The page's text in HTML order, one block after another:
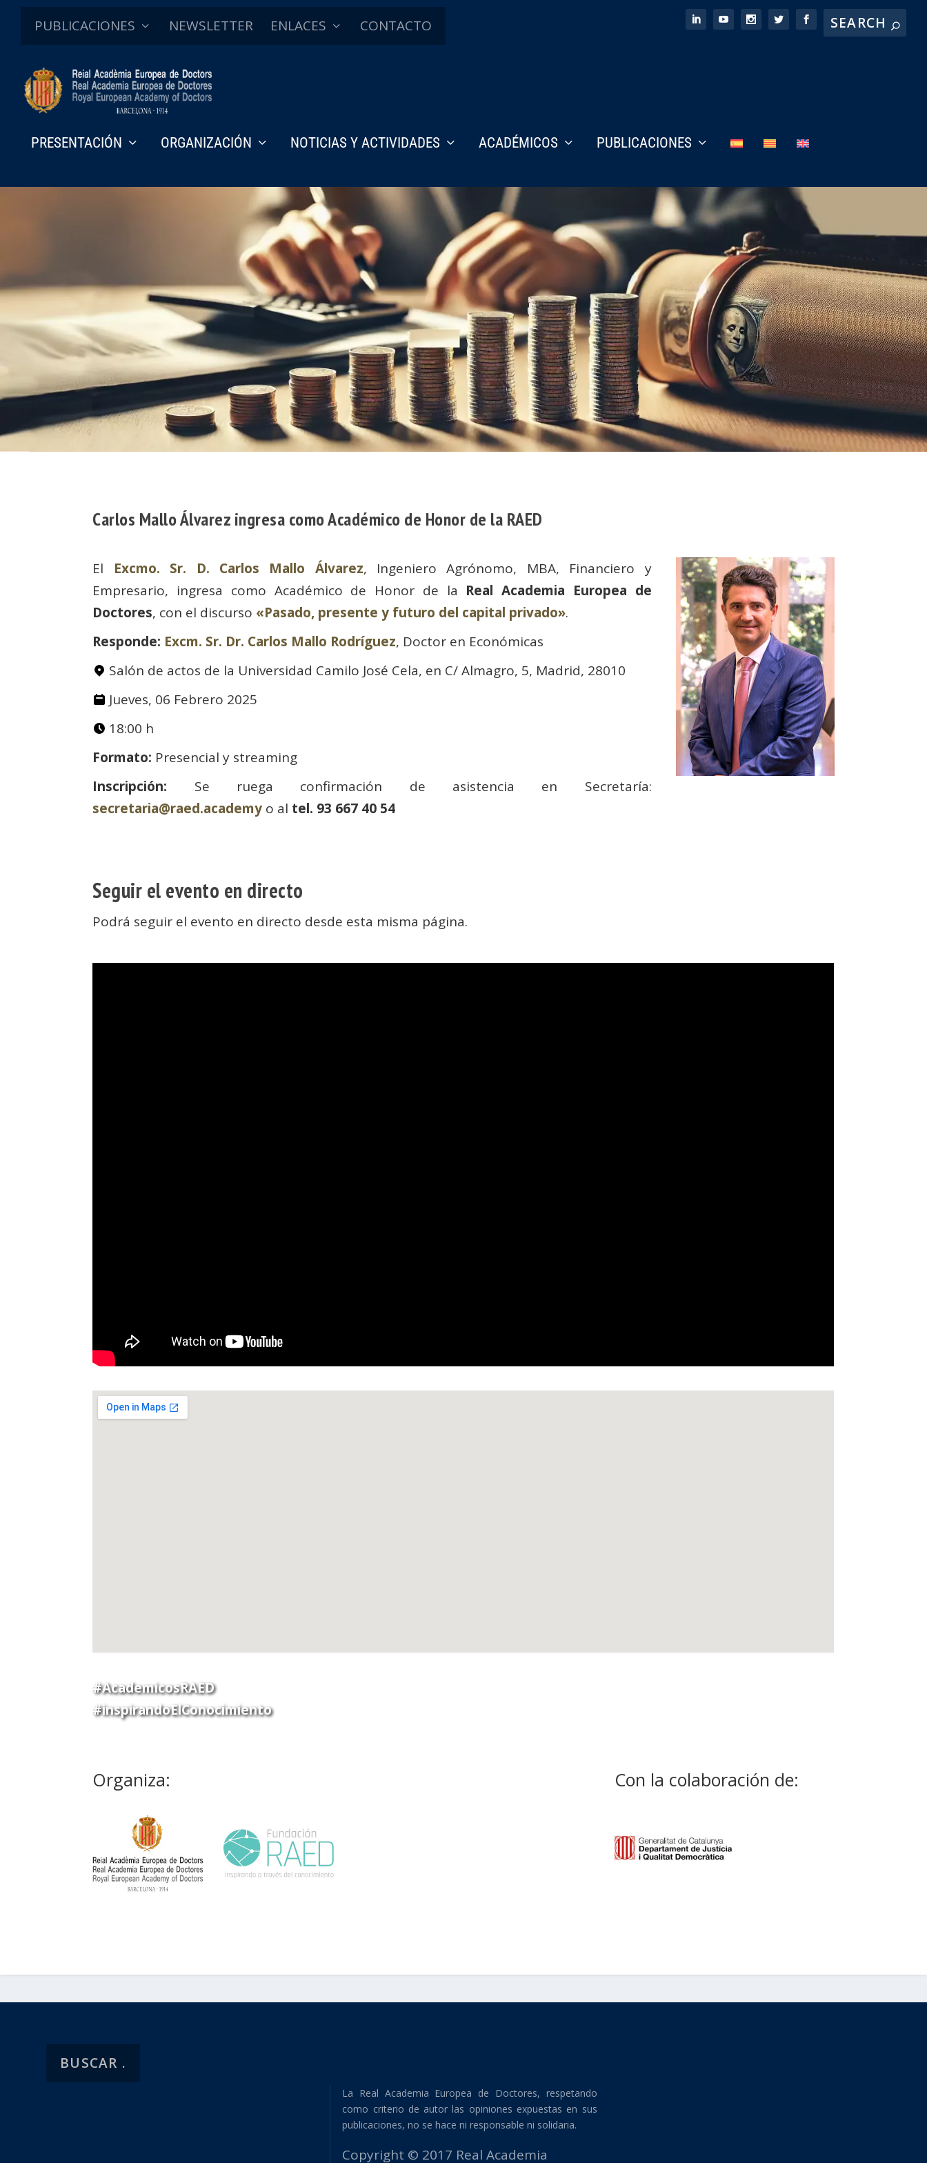
PUBLICACIONES NEWSLETTER ENLACES CONTACTO
PRESENTACIÓN ORGANIZACIÓN NOTICIAS Y ACTIVIDADES ACADÉMICOS PUBLICACIONES
Carlos Mallo Álvarez ingresa como Académico de Honor de la RAED
El Excmo. Sr. D. Carlos Mallo Álvarez, Ingeniero Agrónomo, MBA, Financiero y
Empresario, ingresa como Académico de Honor de la Real Academia Europea de
Doctores, con el discurso «Pasado, presente y futuro del capital privado».
Responde: Excm. Sr. Dr. Carlos Mallo Rodríguez, Doctor en Económicas
Salón de actos de la Universidad Camilo José Cela, en C/ Almagro, 5, Madrid, 28010
Jueves, 06 Febrero 2025
18:00 h
Formato: Presencial y streaming
Inscripción: Se ruega confirmación de asistencia en Secretaría:
secretaria@raed.academy o al tel. 93 667 40 54
Seguir el evento en directo
Podrá seguir el evento en directo desde esta misma página.
#AcademicosRAED
#inspirandoElConocimiento
Organiza: Con la colaboración de:
La Real Academia Europea de Doctores, respetando
como criterio de autor las opiniones expuestas en sus
publicaciones, no se hace ni responsable ni solidaria.
Copyright © 2017 Real Academia